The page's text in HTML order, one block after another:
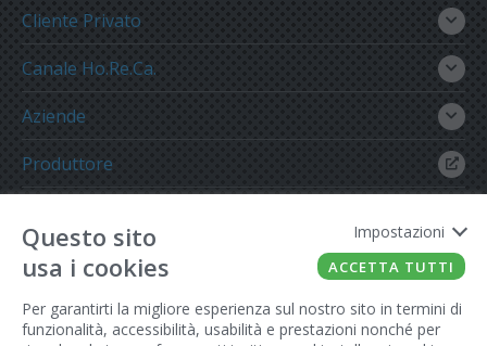
Cliente Privato
Canale Ho.Re.Ca.
Aziende
Produttore
FATTO CON IL DA EUROBUSINESS
Questo sito
usa i cookies
Per garantirti la migliore esperienza sul nostro sito in termini di
funzionalità, accessibilità, usabilità e prestazioni nonché per
Impostazioni
ACCETTA TUTTI